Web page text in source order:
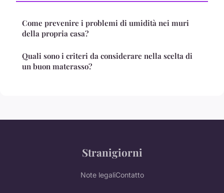
Come prevenire i problemi di umidità nei muri
della propria casa?
Quali sono i criteri da considerare nella scelta di
un buon materasso?
Stranigiorni
Note legaliContatto